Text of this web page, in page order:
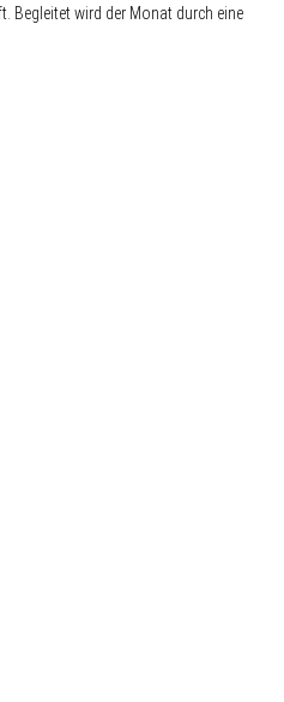
Begleitet wird der Monat durch eine